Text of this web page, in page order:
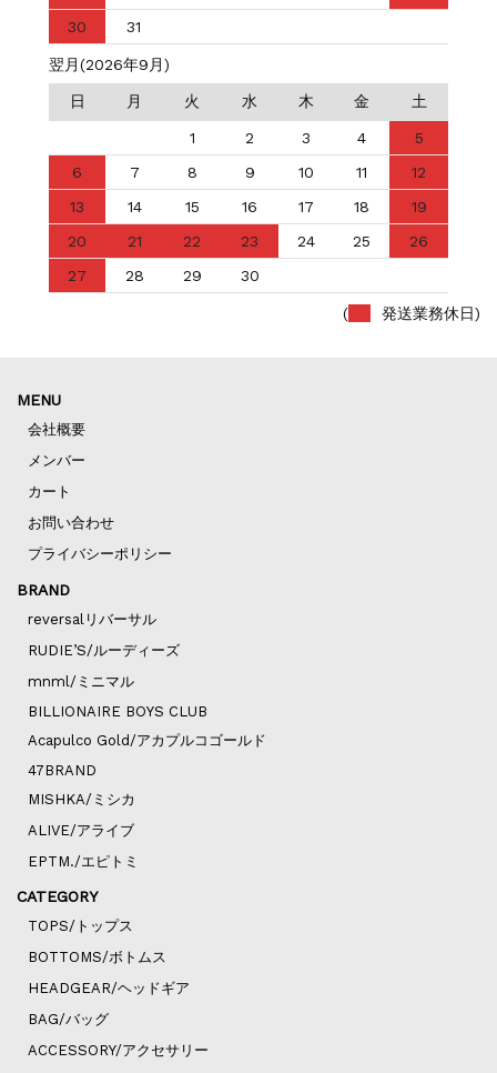
30
31
翌月(2026年9月)
日 月 火 水 木 金 土
1 2 3 4
5
6
7 8 9 10 11
12
13
14 15 16 17 18
19
20
21 22 23 24 25
26
27
28 29 30
( 発送業務休日)
MENU
会社概要
メンバー
カート
お問い合わせ
プライバシーポリシー
BRAND
reversalリバーサル
RUDIE’S/ルーディーズ
mnml/ミニマル
BILLIONAIRE BOYS CLUB
Acapulco Gold/アカプルコゴールド
47BRAND
MISHKA/ミシカ
ALIVE/アライブ
EPTM./エピトミ
CATEGORY
TOPS/トップス
BOTTOMS/ボトムス
HEADGEAR/ヘッドギア
BAG/バッグ
ACCESSORY/アクセサリー